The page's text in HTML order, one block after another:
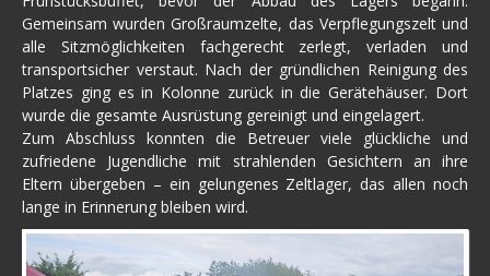
Gemeinsam wurden Großraumzelte, das Verpflegungszelt und
alle Sitzmöglichkeiten fachgerecht zerlegt, verladen und
transportsicher verstaut. Nach der gründlichen Reinigung des
Platzes ging es in Kolonne zurück in die Gerätehäuser. Dort
wurde die gesamte Ausrüstung gereinigt und eingelagert.
Zum Abschluss konnten die Betreuer viele glückliche und
zufriedene Jugendliche mit strahlenden Gesichtern an ihre
Eltern übergeben – ein gelungenes Zeltlager, das allen noch
lange in Erinnerung bleiben wird.